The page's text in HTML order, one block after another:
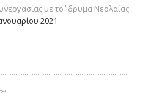
με το Ίδρυμα Νεολαίας
2021